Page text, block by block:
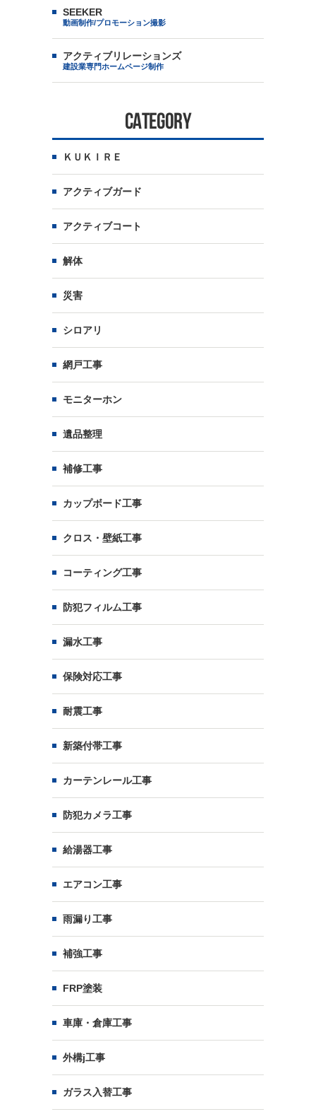
SEEKER
動画制作/プロモーション撮影
アクティブリレーションズ
建設業専門ホームページ制作
CATEGORY
ＫＵＫＩＲＥ
アクティブガード
アクティブコート
解体
災害
シロアリ
網戸工事
モニターホン
遺品整理
補修工事
カップボード工事
クロス・壁紙工事
コーティング工事
防犯フィルム工事
漏水工事
保険対応工事
耐震工事
新築付帯工事
カーテンレール工事
防犯カメラ工事
給湯器工事
エアコン工事
雨漏り工事
補強工事
FRP塗装
車庫・倉庫工事
外構j工事
ガラス入替工事